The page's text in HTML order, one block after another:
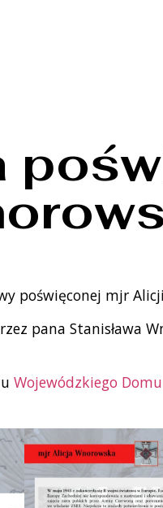
poświęconej mjr
pana Stanisława
Wojewódzkiego